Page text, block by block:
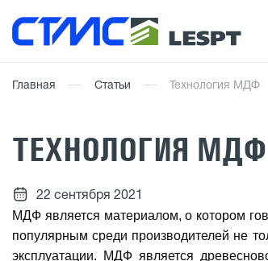
Главная Статьи Технология МДФ
ТЕХНОЛОГИЯ МДФ
22 сентября 2021
МДФ является материалом, о котором
популярным среди производителей не
эксплуатации. МДФ является